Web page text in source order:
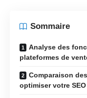
Sommaire
Analyse des
plateformes de
Comparaison
optimiser votre SEO